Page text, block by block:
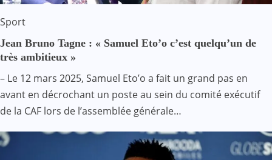
Sport
Jean Bruno Tagne : « Samuel Eto’o c’est quelqu’un de
très ambitieux »
– Le 12 mars 2025, Samuel Eto’o a fait un grand pas en
avant en décrochant un poste au sein du comité exécutif
de la CAF lors de l’assemblée générale…